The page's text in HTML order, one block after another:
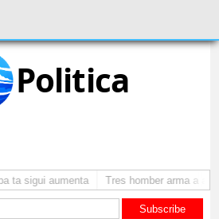
Politica
ta sigui aumenta Tres homber arma a
Subscribe